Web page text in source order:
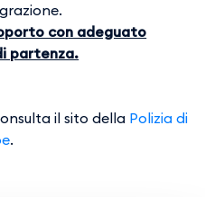
con adeguato
partenza.
il sito della Polizia di
.